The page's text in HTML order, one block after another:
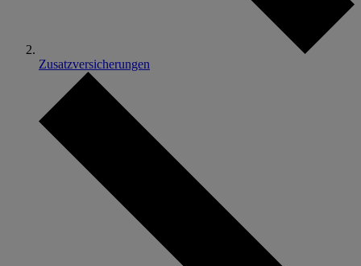
Zusatzversicherungen